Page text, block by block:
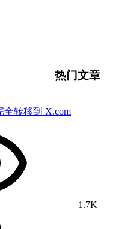
热门文章
全转移到 X.com
1.7K